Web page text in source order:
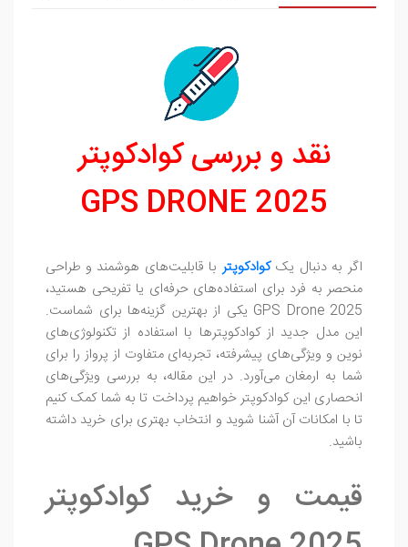
نقد و بررسی کوادکوپتر
GPS DRONE 2025
اگر به دنبال یککوادکوپتربا قابلیت‌های هوشمند و طراحی
منحصر به فرد برای استفاده‌های حرفه‌ای یا تفریحی هستید،
GPS Drone 2025 یکی از بهترین گزینه‌ها برای شماست.
این مدل جدید از کوادکوپترها با استفاده از تکنولوژی‌های
نوین و ویژگی‌های پیشرفته، تجربه‌ای متفاوت از پرواز را برای
شما به ارمغان می‌آورد. در این مقاله، به بررسی ویژگی‌های
انحصاری این کوادکوپتر خواهیم پرداخت تا به شما کمک کنیم
تا با امکانات آن آشنا شوید و انتخاب بهتری برای خرید داشته
باشید.
قیمت و خرید کوادکوپتر